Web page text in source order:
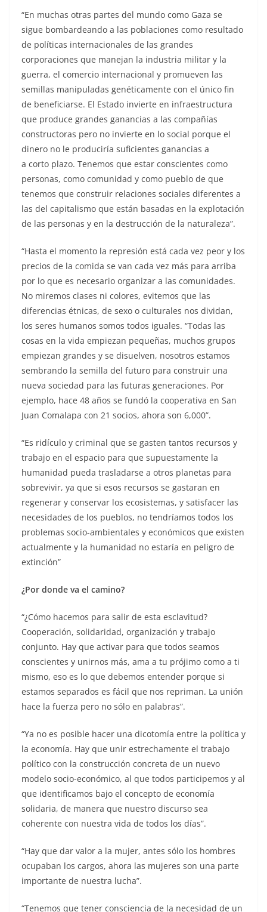
“En muchas otras partes del mundo como Gaza se
sigue bombardeando a las poblaciones como resultado
de políticas internacionales de las grandes
corporaciones que manejan la industria militar y la
guerra, el comercio internacional y promueven las
semillas manipuladas genéticamente con el único fin
de beneficiarse. El Estado invierte en infraestructura
que produce grandes ganancias a las compañías
constructoras pero no invierte en lo social porque el
dinero no le produciría suficientes ganancias a
a corto plazo. Tenemos que estar conscientes como
personas, como comunidad y como pueblo de que
tenemos que construir relaciones sociales diferentes a
las del capitalismo que están basadas en la explotación
de las personas y en la destrucción de la naturaleza”.
“Hasta el momento la represión está cada vez peor y los
precios de la comida se van cada vez más para arriba
por lo que es necesario organizar a las comunidades.
No miremos clases ni colores, evitemos que las
diferencias étnicas, de sexo o culturales nos dividan,
los seres humanos somos todos iguales. “Todas las
cosas en la vida empiezan pequeñas, muchos grupos
empiezan grandes y se disuelven, nosotros estamos
sembrando la semilla del futuro para construir una
nueva sociedad para las futuras generaciones. Por
ejemplo, hace 48 años se fundó la cooperativa en San
Juan Comalapa con 21 socios, ahora son 6,000”.
“Es ridículo y criminal que se gasten tantos recursos y
trabajo en el espacio para que supuestamente la
humanidad pueda trasladarse a otros planetas para
sobrevivir, ya que si esos recursos se gastaran en
regenerar y conservar los ecosistemas, y satisfacer las
necesidades de los pueblos, no tendríamos todos los
problemas socio-ambientales y económicos que existen
actualmente y la humanidad no estaría en peligro de
extinción”
¿Por donde va el camino?
“¿Cómo hacemos para salir de esta esclavitud?
Cooperación, solidaridad, organización y trabajo
conjunto. Hay que activar para que todos seamos
conscientes y unirnos más, ama a tu prójimo como a ti
mismo, eso es lo que debemos entender porque si
estamos separados es fácil que nos repriman. La unión
hace la fuerza pero no sólo en palabras”.
“Ya no es posible hacer una dicotomía entre la política y
la economía. Hay que unir estrechamente el trabajo
político con la construcción concreta de un nuevo
modelo socio-económico, al que todos participemos y al
que identificamos bajo el concepto de economía
solidaria, de manera que nuestro discurso sea
coherente con nuestra vida de todos los días”.
“Hay que dar valor a la mujer, antes sólo los hombres
ocupaban los cargos, ahora las mujeres son una parte
importante de nuestra lucha”.
“Tenemos que tener consciencia de la necesidad de un